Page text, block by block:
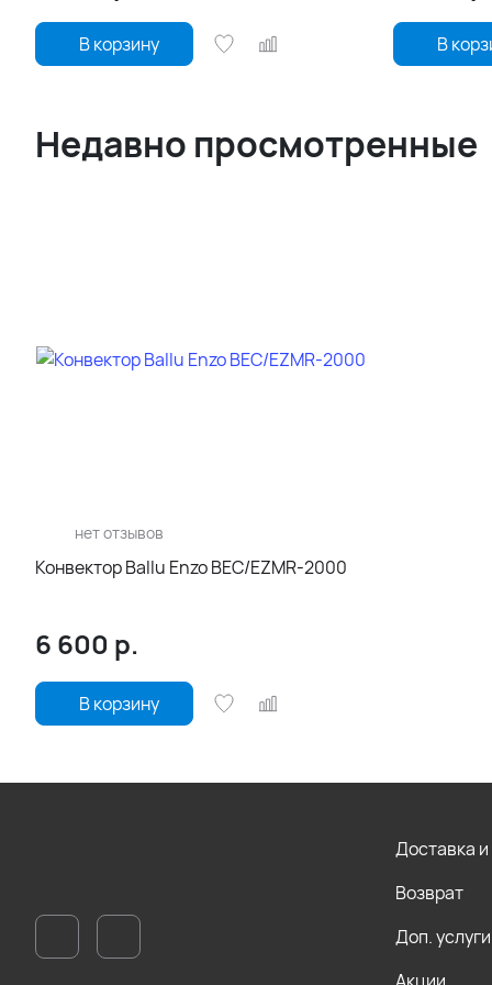
В корзину В
Недавно просмотренные
нет отзывов
Конвектор Ballu Enzo BEC/EZMR-2000
6 600 р.
В корзину
Доставка и
Возврат
Доп. услуги